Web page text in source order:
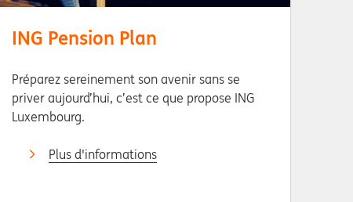
ING Pension Plan
Préparez sereinement son avenir sans se
priver aujourd’hui, c’est ce que propose ING
Luxembourg.
Plus d'informations